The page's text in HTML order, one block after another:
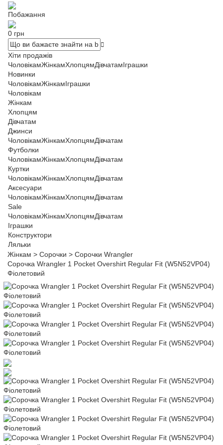
Побажання
0 грн
Хіти продажів
ЧоловікамЖінкамХлопцямДівчатамІграшки
Новинки
ЧоловікамЖінкамІграшки
Чоловікам
Жінкам
Хлопцям
Дівчатам
Джинси
ЧоловікамЖінкамХлопцямДівчатам
Футболки
ЧоловікамЖінкамХлопцямДівчатам
Куртки
ЧоловікамЖінкамХлопцямДівчатам
Аксесуари
ЧоловікамЖінкамХлопцямДівчатам
Sale
ЧоловікамЖінкамХлопцямДівчатам
Іграшки
Конструктори
Ляльки
Жінкам > Сорочки > Сорочки Wrangler
Сорочка Wrangler 1 Pocket Overshirt Regular Fit (W5N52VP04)
Фіолетовий